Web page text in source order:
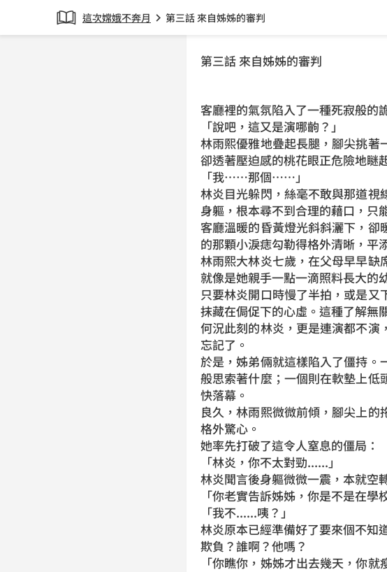
這次嫦娥不奔月 chevron_right 第三話 來自姊姊的審判
第三話 來自姊姊的審判
客廳裡的氣氛陷入了一種死寂般的
「說吧，這又是演哪齣？」
林雨熙優雅地疊起長腿，腳尖挑著
卻透著壓迫感的桃花眼正危險地瞇
「我……那個……」
林炎目光躲閃，絲毫不敢與那道視
身軀，根本尋不到合理的藉口，只
客廳溫暖的昏黃燈光斜斜灑下，
的那顆小淚痣勾勒得格外清晰，平
林雨熙大林炎七歲，在父母早早缺
就像是她親手一點一滴照料長大的
只要林炎開口時慢了半拍，或是
抹藏在侷促下的心虛。這種了解無
何況此刻的林炎，更是連演都不演
忘記了。
於是，姊弟倆就這樣陷入了僵持。
般思索著什麼；一個則在軟墊上
快落幕。
良久，林雨熙微微前傾，腳尖上
格外驚心。
她率先打破了這令人窒息的僵局：
「林炎，你不太對勁......」
林炎聞言後身軀微微一震，本就空
「你老實告訴姊姊，你是不是在學
「我不......咦？」
林炎原本已經準備好了要來個不知
欺負？誰啊？他嗎？
「你瞧你，姊姊才出去幾天，你